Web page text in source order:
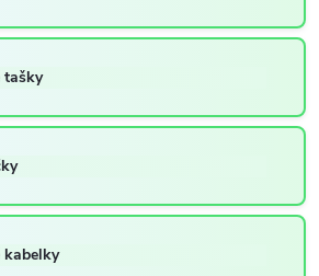
tašky
kabelky